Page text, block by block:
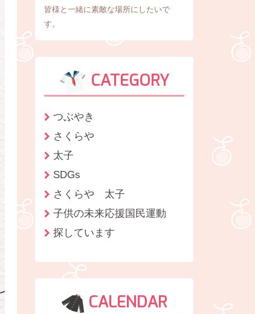
皆様と一緒に素敵な場所にしたいで
す。
CATEGORY
つぶやき
さくらや
太子
SDGs
さくらや 太子
子供の未来応援国民運動
探しています
CALENDAR